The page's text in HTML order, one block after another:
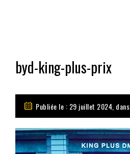
byd-king-plus-prix
Publiée le : 29 juillet 2024, dans